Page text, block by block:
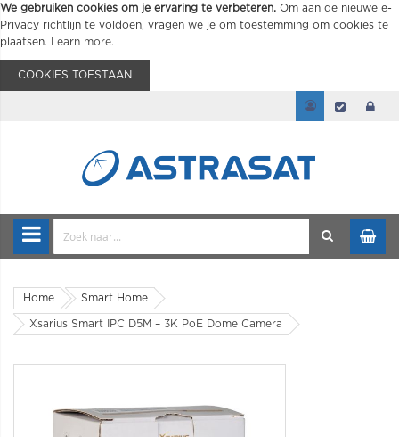
We gebruiken cookies om je ervaring te verbeteren. Om aan de nieuwe e-
Privacy richtlijn te voldoen, vragen we je om toestemming om cookies te
plaatsen.
Learn more.
COOKIES TOESTAAN
Home Smart Home
Xsarius Smart IPC D5M – 3K PoE Dome Camera